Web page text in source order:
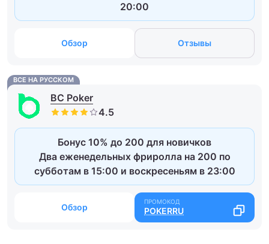
20:00
Обзор Отзывы
ВСЕ НА РУССКОМ
BC Poker
Бонус 10% до 200 для новичков
Два еженедельных фриролла на 200 по
субботам в 15:00 и воскресеньям в 23:00
Обзор POKERRU